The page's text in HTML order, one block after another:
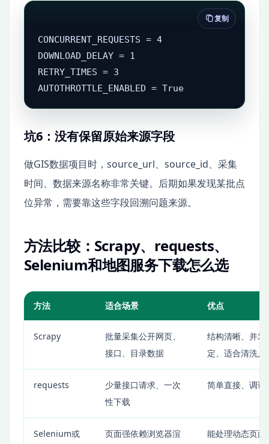
CONCURRENT_REQUESTS = 4
DOWNLOAD_DELAY = 1
RETRY_TIMES = 3
AUTOTHROTTLE_ENABLED = True
复制
坑6：没有保留原始来源字段
做GIS数据项目时，source_url、source_id、采集
时间、数据来源名称非常关键。后期如果发现某批点
位异常，需要靠这些字段回溯问题来源。
方法比较：Scrapy、requests、
Selenium和地图服务下载怎么选
方法 适合场景 优点
Scrapy
批量采集公开网页、
接口、目录数据
结构清晰、并发
定、适合清洗入
requests
少量接口请求、一次
性下载
简单直接、调试
Selenium或
页面强依赖浏览器渲
能处理动态页面